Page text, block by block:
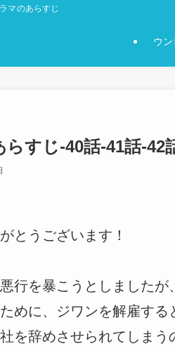
マのあらすじ
ウ
すじ-40話-41話-42
とうございます！
行を暴こうとしました
めに、ジワンを解雇する
を辞めさせられてしまう